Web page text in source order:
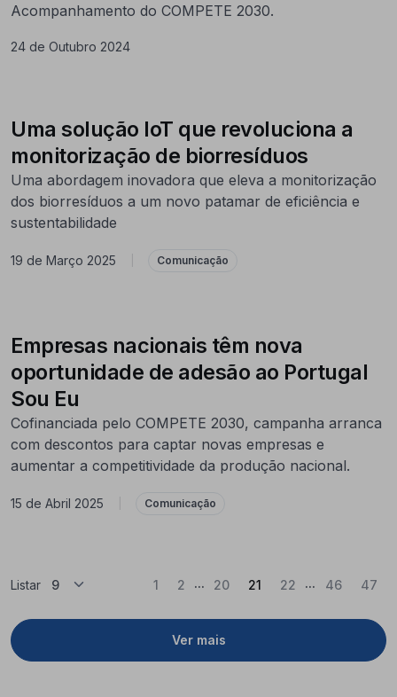
Acompanhamento do COMPETE 2030.
24 de Outubro 2024
Uma solução IoT que revoluciona a
monitorização de biorresíduos
Uma abordagem inovadora que eleva a monitorização
dos biorresíduos a um novo patamar de eficiência e
sustentabilidade
19 de Março 2025 Comunicação
Empresas nacionais têm nova
oportunidade de adesão ao Portugal
Sou Eu
Cofinanciada pelo COMPETE 2030, campanha arranca
com descontos para captar novas empresas e
aumentar a competitividade da produção nacional.
15 de Abril 2025 Comunicação
Listar
Ver mais
1 2 ... 20 21 (Atual)
22 ... 46 47